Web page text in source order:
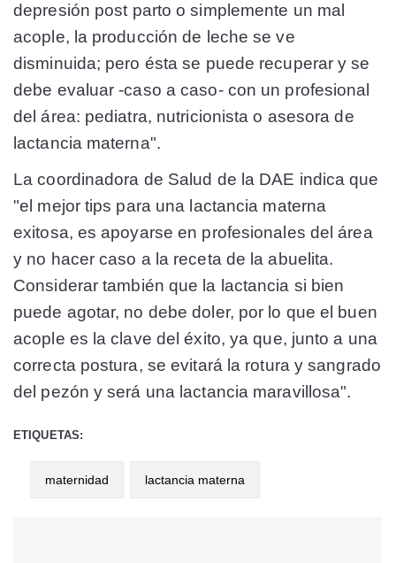
depresión post parto o simplemente un mal
acople, la producción de leche se ve
disminuida; pero ésta se puede recuperar y se
debe evaluar -caso a caso- con un profesional
del área: pediatra, nutricionista o asesora de
lactancia materna".
La coordinadora de Salud de la DAE indica que
"el mejor tips para una lactancia materna
exitosa, es apoyarse en profesionales del área
y no hacer caso a la receta de la abuelita.
Considerar también que la lactancia si bien
puede agotar, no debe doler, por lo que el buen
acople es la clave del éxito, ya que, junto a una
correcta postura, se evitará la rotura y sangrado
del pezón y será una lactancia maravillosa".
ETIQUETAS:
maternidad lactancia materna